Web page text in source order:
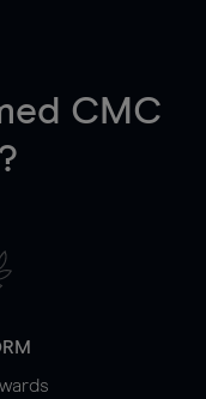
CMC